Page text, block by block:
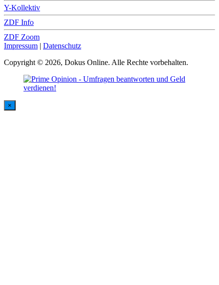
Y-Kollektiv
ZDF Info
ZDF Zoom
Impressum | Datenschutz
Copyright © 2026, Dokus Online. Alle Rechte vorbehalten.
×